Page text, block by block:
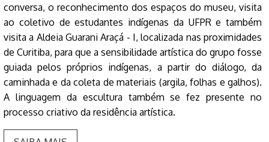
conversa, o reconhecimento dos espaços do museu, visita
ao coletivo de estudantes indígenas da UFPR e também
visita a Aldeia Guarani Araçá - I, localizada nas proximidades
de Curitiba, para que a sensibilidade artística do grupo fosse
guiada pelos próprios indígenas, a partir do diálogo, da
caminhada e da coleta de materiais (argila, folhas e galhos).
A linguagem da escultura também se fez presente no
processo criativo da residência artística.